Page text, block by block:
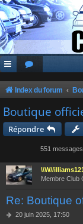
Index du forum
Boutique
Répondre
551 messages
\\W//
Membre Club
Re: Boutique
M
20 juin 2025, 17:50